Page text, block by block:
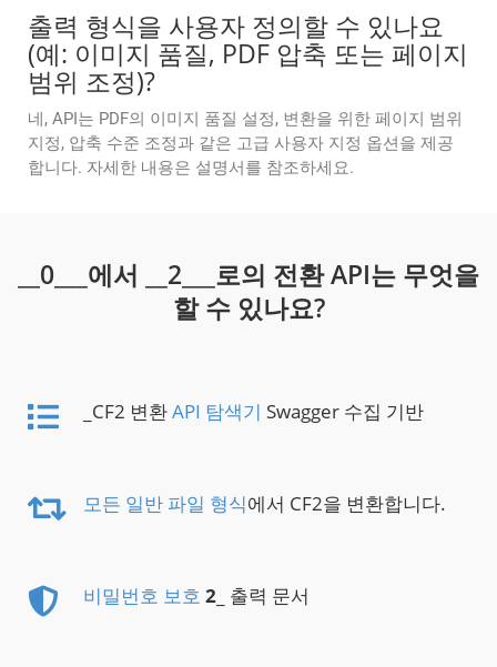
출력 형식을 사용자 정의할 수 있나요
(예: 이미지 품질, PDF 압축 또는 페이지
범위 조정)?
네, API는 PDF의 이미지 품질 설정, 변환을 위한 페이지 범위
지정, 압축 수준 조정과 같은 고급 사용자 지정 옵션을 제공
합니다. 자세한 내용은 설명서를 참조하세요.
__0___에서 __2___로의 전환 API는 무엇을
할 수 있나요?
_CF2 변환API 탐색기 Swagger 수집 기반
모든 일반 파일 형식에서 CF2을 변환합니다.
비밀번호 보호 2 _ 출력 문서